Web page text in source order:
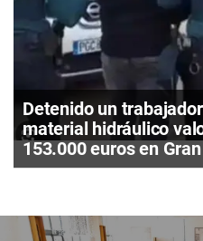
Detenido un
material hidráulico
153.000 euros en